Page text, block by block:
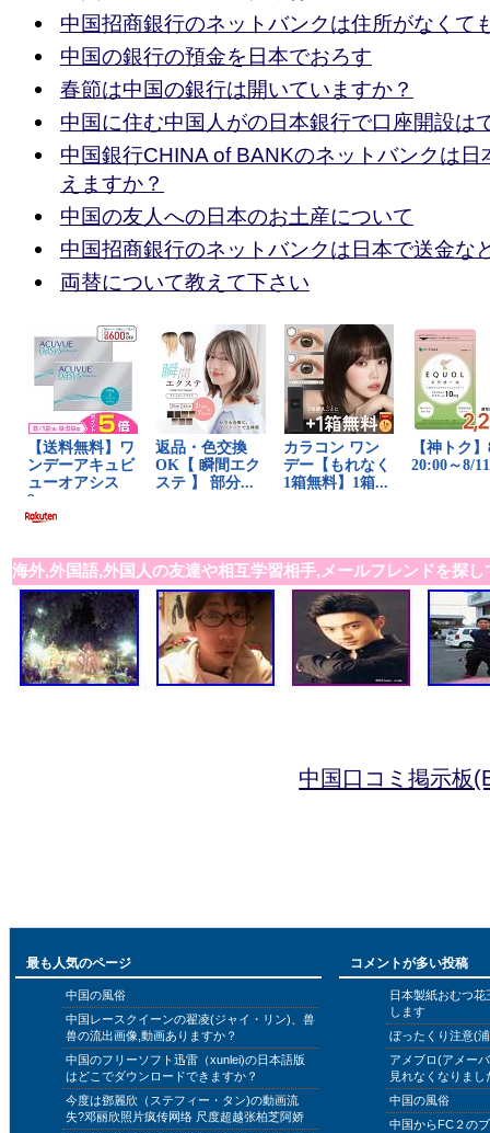
中国招商銀行のネットバンクは住所がなくて
中国の銀行の預金を日本でおろす
春節は中国の銀行は開いていますか？
中国に住む中国人がの日本銀行で口座開設は
中国銀行CHINA of BANKのネットバンクは日
えますか？
中国の友人への日本のお土産について
中国招商銀行のネットバンクは日本で送金な
両替について教えて下さい
海外,外国語,外国人の友達や相互学習相手,メールフレンドを探し
中国口コミ掲示板
最も人気のページ
中国の風俗
中国レースクイーンの翟凌(ジャイ・リン)、兽
兽の流出画像,動画ありますか？
中国のフリーソフト迅雷（xunlei)の日本語版
はどこでダウンロードできますか？
今度は鄧麗欣（ステフィー・タン)の動画流
失?邓丽欣照片疯传网络 尺度超越张柏芝阿娇
コメントが多い投稿
日本製紙おむつ
します
ぼったくり注意(
アメブロ(アメー
見れなくなりまし
中国の風俗
中国からFC２の